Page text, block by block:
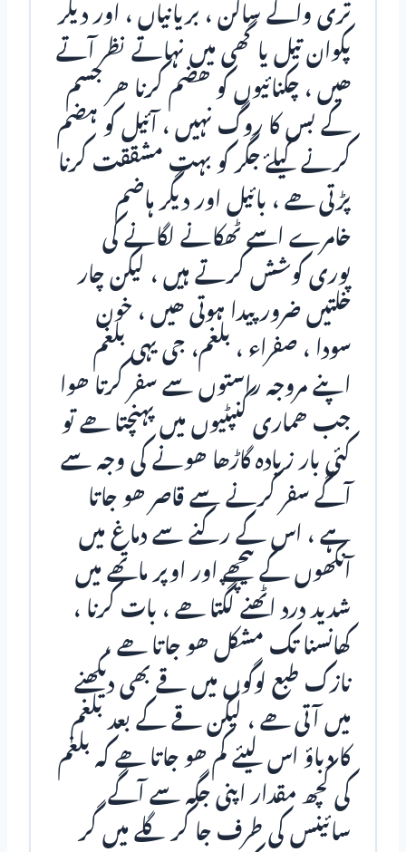
تری والے سالن ، بریانیاں ، اور دیگر
پکوان تیل یا گھی میں نہاتے نظر آتے
ھیں ، چکنائیوں کو ھضم کرنا ھر جسم
کے بس کا روگ نہیں ، آئيل کو ہضم
کرنے کیلۓ جگر کو بہت مشققت کرنا
پڑتی ھے ، بائيل اور دیگر ہاضم
خامرے اسے ٹھکانے لگانے کی
پوری کوشش کرتے ہیں ، لیکن چار
خلتیں ضرور پیدا ہوتی ھیں ، خون
سودا ، صفراء ، بلغم، جی یہی بلغم
اپنے مروجہ راستوں سے سفر کرتا ھوا
جب ھماری کنپٹیوں میں پہنچتا ھے تو
کئی بار زیادہ گاڑھا ھونے کی وجہ سے
آگے سفر کرنے سے قاصر ھو جاتا
ہے ، اس کے رکنے سے دماغ میں
آنکھوں کے پیچھے اور اوپر ماتھے میں
شدید درد اٹھنے لگتا ھے ، بات کرنا ،
کھانسنا تک مشکل ھو جاتا ھے ،
نازک طبع لوگوں میں قے بھی دیکھنے
میں آتی ھے ، لیکن قے کے بعد بلغم
کا دباؤ اس لیئے کم ھو جاتا ھے کہ بلغم
کی کچھ مقدار اپنی جگہ سے آگے
سائينس کی طرف جا کر گلے میں گر